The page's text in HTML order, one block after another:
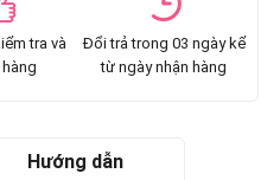
tra và
Đổi trả trong 03 ngày kể
từ ngày nhận hàng
Hướng dẫn